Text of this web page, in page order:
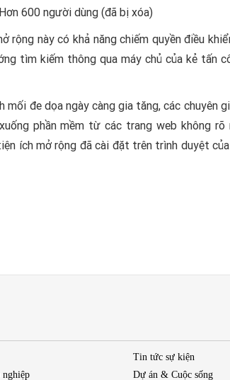
600 người dùng (đã bị xóa)
rộng này có khả năng chiếm quyền điều
tìm kiếm thông qua máy chủ của kẻ tấn
mối đe dọa ngày càng gia tăng, các chuyên
phần mềm từ các trang web không rõ
ích mở rộng đã cài đặt trên trình duyệt
Tin tức sự kiện
nghiệp
Dự án & Cuộc sống